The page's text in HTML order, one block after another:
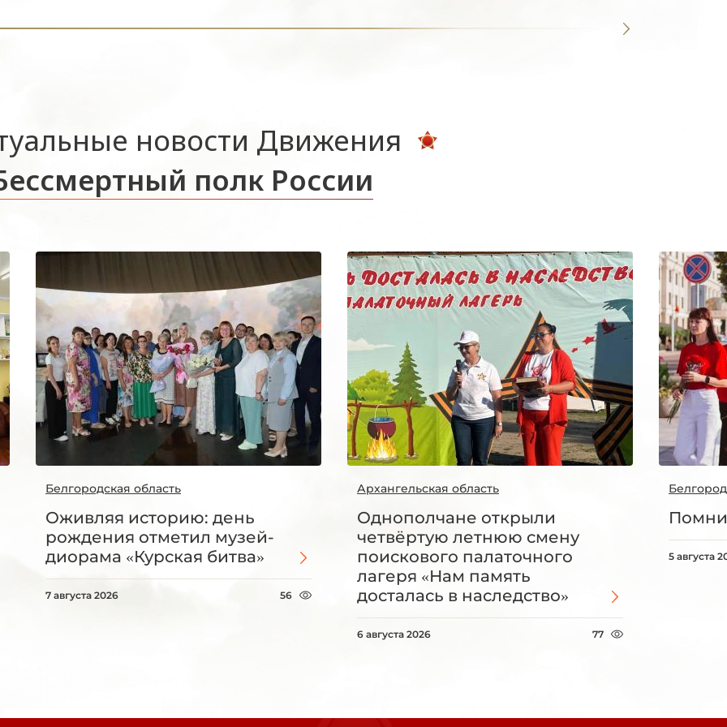
новости Движения
полк России
Белгородская область
Оживляя историю: день
рождения отметил музей-
диорама «Курская битва»
7 августа 2026 56
Архангельская область
Однополчане открыли
четвёртую летнюю смену
поискового палаточного
лагеря «Нам память
досталась в наследство»
6 августа 2026 77
5 августа